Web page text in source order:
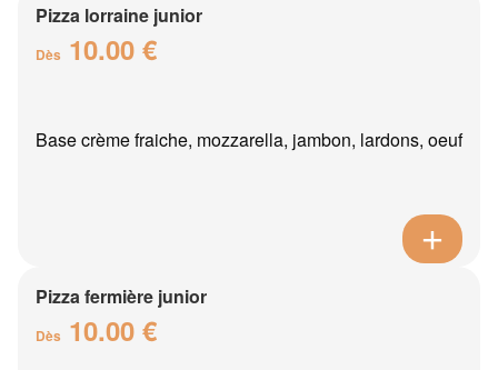
Pizza lorraine junior
Dès 10.00 €
Base crème fraiche, mozzarella, jambon, lardons, oeuf
Pizza fermière junior
Dès 10.00 €